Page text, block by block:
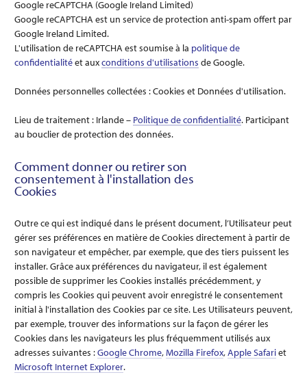
Google reCAPTCHA (Google Ireland Limited)
Google reCAPTCHA est un service de protection anti-spam offert par
Google Ireland Limited.
L'utilisation de reCAPTCHA est soumise à la politique de
confidentialitéet auxconditions d'utilisations de Google.
Données personnelles collectées : Cookies et Données d'utilisation.
Lieu de traitement : Irlande – Politique de confidentialité. Participant
au bouclier de protection des données.
Comment donner ou retirer son
consentement à l'installation des
Cookies
Outre ce qui est indiqué dans le présent document, l’Utilisateur peut
gérer ses préférences en matière de Cookies directement à partir de
son navigateur et empêcher, par exemple, que des tiers puissent les
installer. Grâce aux préférences du navigateur, il est également
possible de supprimer les Cookies installés précédemment, y
compris les Cookies qui peuvent avoir enregistré le consentement
initial à l'installation des Cookies par ce site. Les Utilisateurs peuvent,
par exemple, trouver des informations sur la façon de gérer les
Cookies dans les navigateurs les plus fréquemment utilisés aux
adresses suivantes :Google Chrome,Mozilla Firefox,Apple Safariet
Microsoft Internet Explorer.